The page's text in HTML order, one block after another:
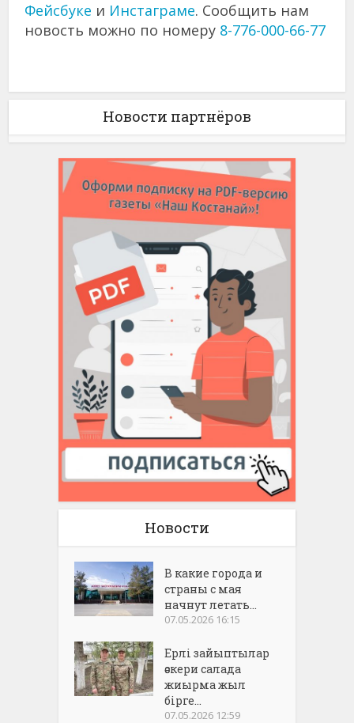
Фейсбуке и Инстаграме. Сообщить нам
новость можно по номеру 8-776-000-66-77
Новости партнёров
Новости
В какие города и
страны с мая
начнут летать...
07.05.2026 16:15
Ерлі зайыптылар
әскери салада
жиырма жыл
бірге...
07.05.2026 12:59